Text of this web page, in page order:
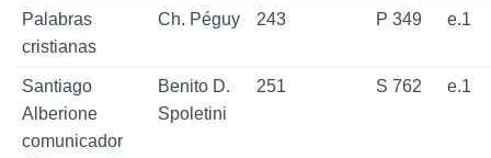
Palabras
cristianas
Ch. Péguy 243 P 349 e.1
Santiago
Alberione
comunicador
Benito D.
Spoletini
251 S 762 e.1